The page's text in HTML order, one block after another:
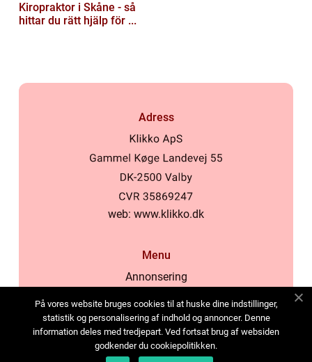
Kiropraktor i Skåne - så
hittar du rätt hjälp för ...
Adress
web: www.klikko.dk
Menu
Annonsering
Cookies
Kontakta oss
Sitemap
På vores website bruges cookies til at huske dine indstillinger,
statistik og personalisering af indhold og annoncer. Denne
information deles med tredjepart. Ved fortsat brug af websiden
godkender du cookiepolitikken.